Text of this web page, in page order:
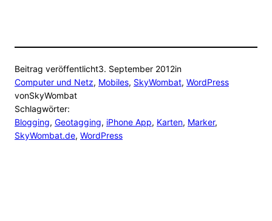
Beitrag veröffentlicht3. September 2012in
Computer und Netz, Mobiles, SkyWombat, WordPress
vonSkyWombat
Schlagwörter:
Blogging, Geotagging, iPhone App, Karten, Marker
SkyWombat.de, WordPress